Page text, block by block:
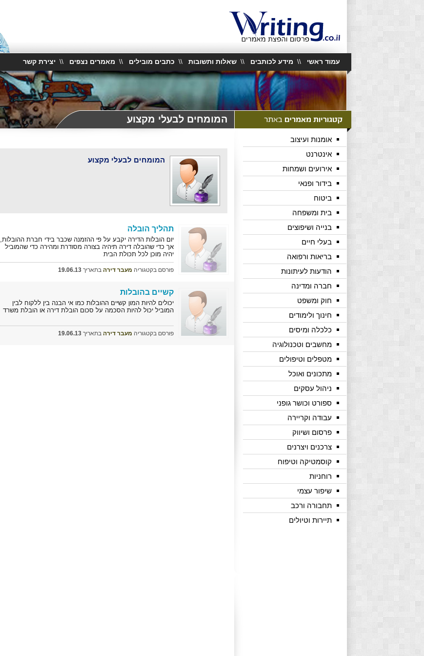
עמוד ראשי \\ מידע לכותבים \\ שאלות ותשובות \\ כתבים מובילים \\ מאמרים נצפים \\ יצירת קשר
אומנות ועיצוב
אינטרנט
אירועים ושמחות
בידור ופנאי
ביטוח
בית ומשפחה
בנייה ושיפוצים
בעלי חיים
בריאות ורפואה
הודעות לעיתונות
חברה ומדינה
חוק ומשפט
חינוך ולימודים
כלכלה ומיסים
מחשבים וטכנולוגיה
מטפלים וטיפולים
מתכונים ואוכל
ניהול עסקים
ספורט וכושר גופני
עבודה וקריירה
פרסום ושיווק
צרכנים ויצרנים
קוסמטיקה וטיפוח
רוחניות
שיפור עצמי
תחבורה ורכב
תיירות וטיולים
המומחים לבעלי מקצוע
המומחים לבעלי מקצוע
תהליך הובלה
יום הובלות הדירה יקבע על פי ההזמנה שכבר בידי חברת ההובלות,
אך כדי שהובלה דירה תיהיה בצורה מסודרת ומהירה כדי שהמוביל
יהיה מוכן לכל תכולת הבית
פורסם בקטגוריה מעבר דירה בתאריך19.06.13
קשיים בהובלות
יכולים להיות המון קשיים ההובלות כמו אי הבנה בין ללקוח לבין
המוביל יכול להיות הסכמה על סכום הובלת דירה או הובלת משרד
פורסם בקטגוריה מעבר דירה בתאריך19.06.13